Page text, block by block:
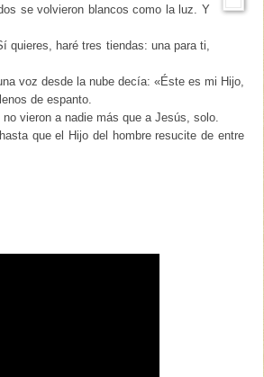
se volvieron blancos como la luz. Y
quieres, haré tres tiendas: una para ti,
voz desde la nube decía: «Éste es mi Hijo,
de espanto.
vieron a nadie más que a Jesús, solo.
que el Hijo del hombre resucite de entre